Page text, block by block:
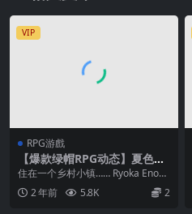
VIP
RPG游戲
【爆款绿帽RPG动态】夏色泡
影After 安卓+全CG+PC 夏色
のコワレモノAfter
住在一个乡村小镇…… Ryoka Enom
oto，大学篮球队的王牌球员，也是
她儿...2 年前 5.8K 2